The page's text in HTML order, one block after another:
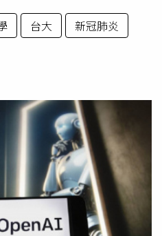
台大 新冠肺炎